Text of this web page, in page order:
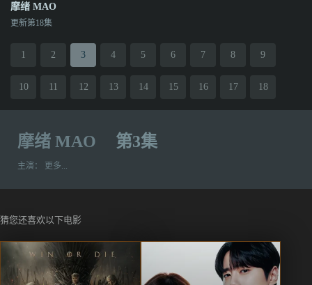
摩绪 MAO
更新第18集
1 2 3 4 5 6 7 8 9
10 11 12 13 14 15 16 17 18
摩绪 MAO 第3集
主演： 更多...
猜您还喜欢以下电影